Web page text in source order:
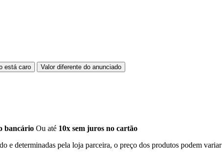
está caro Valor diferente do anunciado
bancário Ou até 10x sem juros no cartão
e determinadas pela loja parceira, o preço dos produtos podem